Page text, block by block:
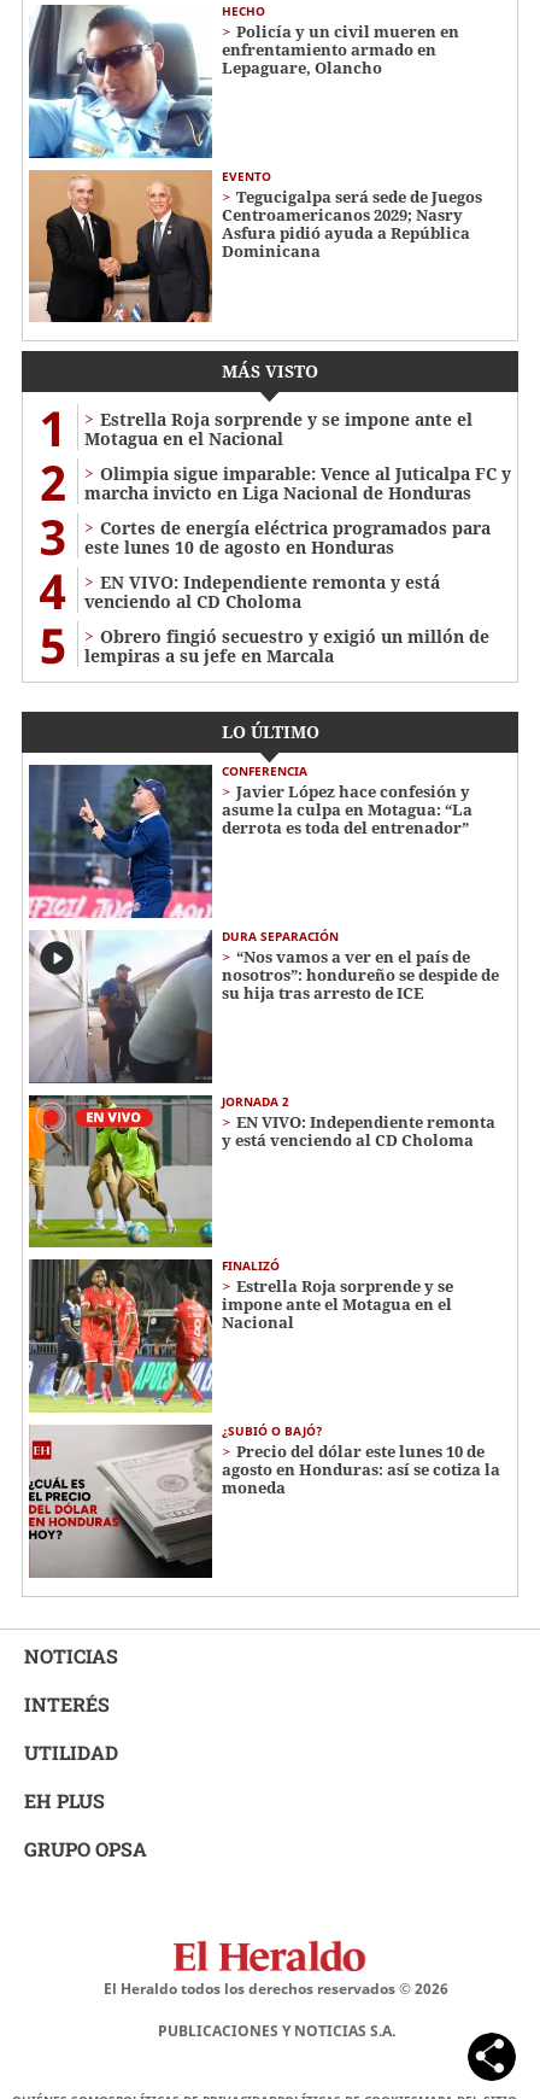
HECHO
Policía y un civil mueren en
enfrentamiento armado en
Lepaguare, Olancho
EVENTO
Tegucigalpa será sede de Juegos
Centroamericanos 2029; Nasry
Asfura pidió ayuda a República
Dominicana
MÁS VISTO
1
Estrella Roja sorprende y se impone ante el
Motagua en el Nacional
2
Olimpia sigue imparable: Vence al Juticalpa FC y
marcha invicto en Liga Nacional de Honduras
3
Cortes de energía eléctrica programados para
este lunes 10 de agosto en Honduras
4
EN VIVO: Independiente remonta y está
venciendo al CD Choloma
5
Obrero fingió secuestro y exigió un millón de
lempiras a su jefe en Marcala
LO ÚLTIMO
CONFERENCIA
Javier López hace confesión y
asume la culpa en Motagua: “La
derrota es toda del entrenador”
DURA SEPARACIÓN
“Nos vamos a ver en el país de
nosotros”: hondureño se despide de
su hija tras arresto de ICE
JORNADA 2
EN VIVO: Independiente remonta
y está venciendo al CD Choloma
FINALIZÓ
Estrella Roja sorprende y se
impone ante el Motagua en el
Nacional
¿SUBIÓ O BAJÓ?
Precio del dólar este lunes 10 de
agosto en Honduras: así se cotiza la
moneda
NOTICIAS
INTERÉS
UTILIDAD
EH PLUS
GRUPO OPSA
El Heraldo todos los derechos reservados ©2026
PUBLICACIONES Y NOTICIAS S.A.